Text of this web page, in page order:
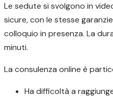
Le sedute si svolgono in
sicure, con le stesse
colloquio in presenza. La
minuti.
La consulenza online è
Ha difficoltà a